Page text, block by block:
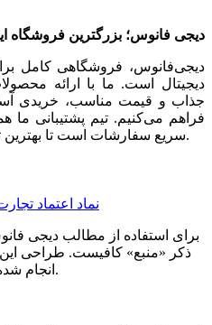
دیجی فانوس؛ بزرگترین فروشگاه
دیجی‌فانوس، فروشگاهی کامل
دیجیتال است. ما با ارائه
جذاب و قیمت مناسب، خریدی
فراهم می‌کنیم. تیم پشتیبانی ما
سریع سفارشات است تا بهترین تجربه خرید آنلاین را داشته باشید.
برای استفاده از مطالب دیجی
ذکر «منبع» کافیست. طراحی
انجام شده است.